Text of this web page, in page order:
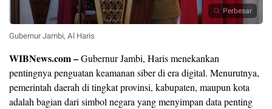
Perbesar
Gubernur Jambi, Al Haris
WIBNews.com –Gubernur Jambi, Haris menekankan
pentingnya penguatan keamanan siber di era digital. Menurutnya,
pemerintah daerah di tingkat provinsi, kabupaten, maupun kota
adalah bagian dari simbol negara yang menyimpan data penting